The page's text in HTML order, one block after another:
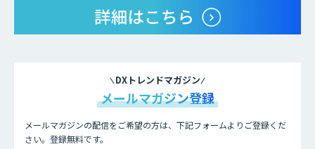
DXトレンドマガジン
メールマガジン登録
メールマガジンの配信をご希望の方は、下記フォームよりご登録くだ
さい。登録無料です。